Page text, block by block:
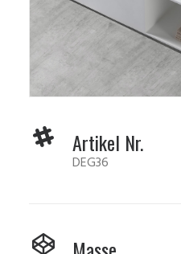
Artikel Nr.
DEG36